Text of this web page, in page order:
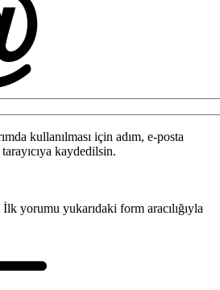
kullanılması için adım, e-posta
kaydedilsin.
yorumu yukarıdaki form aracılığıyla